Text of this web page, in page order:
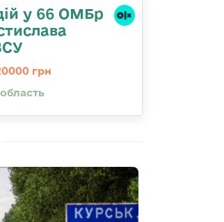
у 66 ОМБр
грн